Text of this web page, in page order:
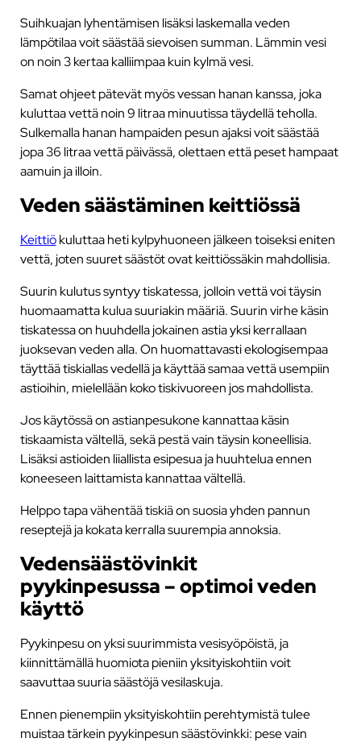
Suihkuajan lyhentämisen lisäksi laskemalla veden
lämpötilaa voit säästää sievoisen summan. Lämmin vesi
on noin 3 kertaa kalliimpaa kuin kylmä vesi.
Samat ohjeet pätevät myös vessan hanan kanssa, joka
kuluttaa vettä noin 9 litraa minuutissa täydellä teholla.
Sulkemalla hanan hampaiden pesun ajaksi voit säästää
jopa 36 litraa vettä päivässä, olettaen että peset hampaat
aamuin ja illoin.
Veden säästäminen keittiössä
Keittiökuluttaa heti kylpyhuoneen jälkeen toiseksi eniten
vettä, joten suuret säästöt ovat keittiössäkin mahdollisia.
Suurin kulutus syntyy tiskatessa, jolloin vettä voi täysin
huomaamatta kulua suuriakin määriä. Suurin virhe käsin
tiskatessa on huuhdella jokainen astia yksi kerrallaan
juoksevan veden alla. On huomattavasti ekologisempaa
täyttää tiskiallas vedellä ja käyttää samaa vettä usempiin
astioihin, mielellään koko tiskivuoreen jos mahdollista.
Jos käytössä on astianpesukone kannattaa käsin
tiskaamista vältellä, sekä pestä vain täysin koneellisia.
Lisäksi astioiden liiallista esipesua ja huuhtelua ennen
koneeseen laittamista kannattaa vältellä.
Helppo tapa vähentää tiskiä on suosia yhden pannun
reseptejä ja kokata kerralla suurempia annoksia.
Vedensäästövinkit
pyykinpesussa – optimoi veden
käyttö
Pyykinpesu on yksi suurimmista vesisyöpöistä, ja
kiinnittämällä huomiota pieniin yksityiskohtiin voit
saavuttaa suuria säästöjä vesilaskuja.
Ennen pienempiin yksityiskohtiin perehtymistä tulee
muistaa tärkein pyykinpesun säästövinkki: pese vain